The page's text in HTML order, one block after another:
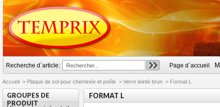
Recherche d´article: Page d´accueil
Accueil > Plaque de sol pour cheminée et poêle > Verre teinté brun > Format L
FORMAT L
GROUPES DE
PRODUIT